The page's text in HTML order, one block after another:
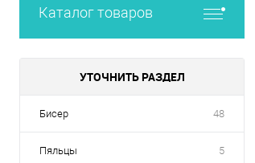
Каталог товаров
УТОЧНИТЬ РАЗДЕЛ
Бисер 48
Пяльцы 5